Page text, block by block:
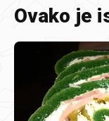
Ovako je